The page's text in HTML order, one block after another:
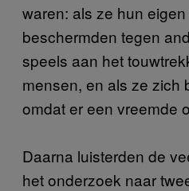
waren: als ze hun
beschermden tegen
speels aan het
mensen, en als ze zich
omdat er een vreemde
Daarna luisterden de
het onderzoek naar